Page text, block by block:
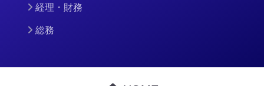
経理・財務
総務